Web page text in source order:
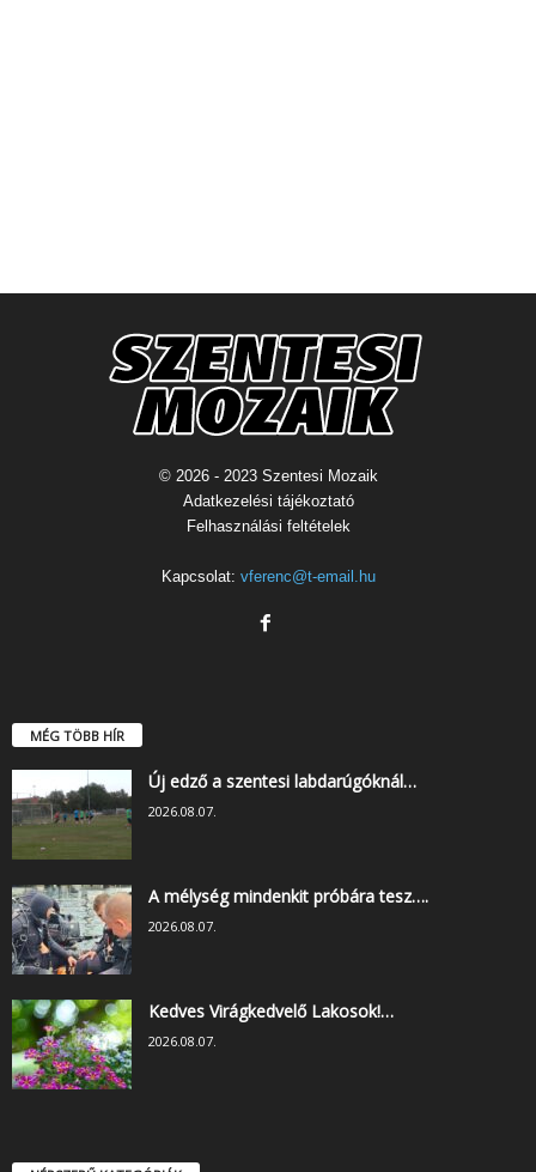
© 2026 - 2023 Szentesi Mozaik
Adatkezelési tájékoztató
Felhasználási feltételek
Kapcsolat: vferenc@t-email.hu
MÉG TÖBB HÍR
Új edző a szentesi labdarúgóknál…
2026.08.07.
A mélység mindenkit próbára tesz….
2026.08.07.
Kedves Virágkedvelő Lakosok!…
2026.08.07.